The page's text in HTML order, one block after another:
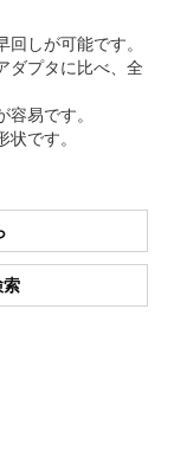
しが可能です。
ダプタに比べ、全
易です。
です。
索